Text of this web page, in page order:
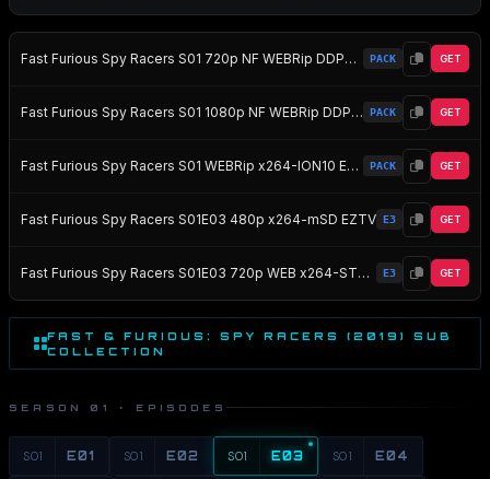
Fast Furious Spy Racers S01 720p NF WEBRip DDP5 1 x264-STRiFE EZTV PACK GET
Fast Furious Spy Racers S01 1080p NF WEBRip DDP5 1 x264-STRiFE EZTV PACK GET
Fast Furious Spy Racers S01 WEBRip x264-ION10 EZTV PACK GET
Fast Furious Spy Racers S01E03 480p x264-mSD EZTV E3 GET
Fast Furious Spy Racers S01E03 720p WEB x264-STRiFE EZTV E3 GET
FAST & FURIOUS: SPY RACERS (2019) SUB
COLLECTION
SEASON 01 · EPISODES
S01 E01 S01 E02 S01 E03 S01 E04